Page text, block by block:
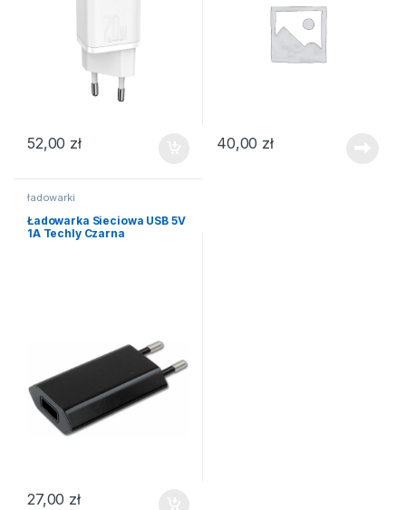
52,00 zł 40,00 zł
ładowarki
Ładowarka Sieciowa USB 5V
1A Techly Czarna
27,00 zł